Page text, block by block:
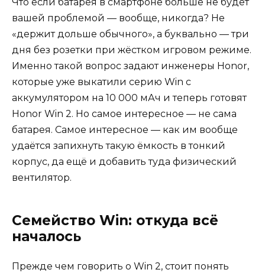
вашей проблемой — вообще, никогда? Не
«держит дольше обычного», а буквально — три
дня без розетки при жёстком игровом режиме.
Именно такой вопрос задают инженеры Honor,
которые уже выкатили серию Win с
аккумулятором на 10 000 мАч и теперь готовят
Honor Win 2. Но самое интересное — не сама
батарея. Самое интересное — как им вообще
удаётся запихнуть такую ёмкость в тонкий
корпус, да ещё и добавить туда физический
вентилятор.
Семейство Win: откуда всё
началось
Прежде чем говорить о Win 2, стоит понять